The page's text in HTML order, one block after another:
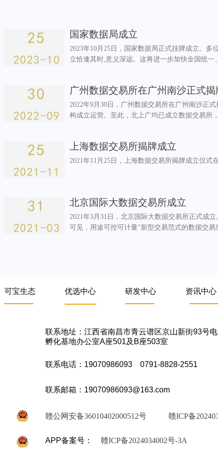
国家数据局成立
2023年10月25日，国家数据局正式挂牌成立。多
立恰逢其时,意义深远。这将进一步加快全国统
广州数据交易所在广州南沙正式揭
2022年9月30日，广州数据交易所在广州南沙正
构成立运营。至此，北上广均已成立数据交易所
上海数据交易所揭牌成立
2021年11月25日，上海数据交易所揭牌成立仪式
北京国际大数据交易所成立
2021年3月31日，北京国际大数据交易所正式成
可见，用途可控可计量”新型交易范式的数据交
可宝生态 优选中心 研发中心 资讯中心
联系地址：江西省南昌市青云谱区京山新街93号
孵化基地办公室A座501及B座503室
联系电话：19070986093 0791-8828-2551
联系邮箱：19070986093@163.com
赣公网安备36010402000512号 赣ICP备
APP备案号： 赣ICP备2024034002号-3A